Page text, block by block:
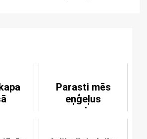
Parasti mēs
eņģeļus
neredzam